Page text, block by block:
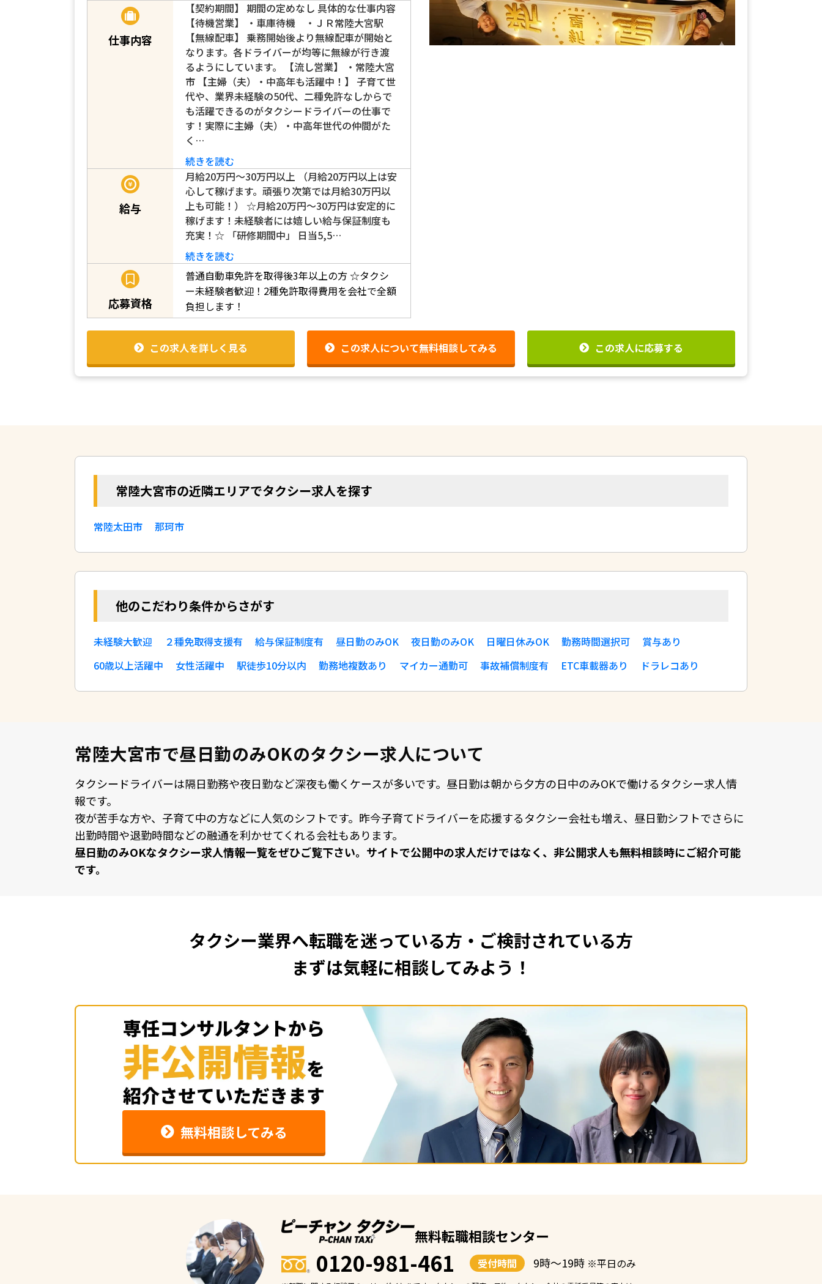
仕事内容
【契約期間】 期間の定めなし 具体的な仕事内容
【待機営業】 ・車庫待機 ・ＪＲ常陸大宮駅
【無線配車】 乗務開始後より無線配車が開始と
なります。各ドライバーが均等に無線が行き渡
るようにしています。 【流し営業】 ・常陸大宮
市 【主婦（夫）・中高年も活躍中！】 子育て世
代や、業界未経験の50代、二種免許なしからで
も活躍できるのがタクシードライバーの仕事で
す！実際に主婦（夫）・中高年世代の仲間がた
く…
続きを読む
給与
月給20万円～30万円以上 （月給20万円以上は安
心して稼げます。頑張り次第では月給30万円以
上も可能！） ☆月給20万円～30万円は安定的に
稼げます！未経験者には嬉しい給与保証制度も
充実！☆ 「研修期間中」 日当5,5…
続きを読む
応募資格
普通自動車免許を取得後3年以上の方☆タクシ
ー未経験者歓迎！2種免許取得費用を会社で全額
負担します！
この求人を詳しく見る この求人について無料相談してみる この求人に応募する
常陸大宮市の近隣エリアでタクシー求人を探す
常陸太田市 那珂市
他のこだわり条件からさがす
未経験大歓迎 ２種免取得支援有 給与保証制度有 昼日勤のみOK 夜日勤のみOK 日曜日休みOK 勤務時間選択可
賞与あり
60歳以上活躍中
女性活躍中 駅徒歩10分以内 勤務地複数あり マイカー通勤可 事故補償制度有 ETC車載器あり ドラレコあり
常陸大宮市で昼日勤のみOKのタクシー求人について
タクシードライバーは隔⽇勤務や夜⽇勤など深夜も働くケースが多いです。昼⽇勤は朝から⼣⽅の⽇中のみOKで働けるタクシー求⼈情
報です。
夜が苦⼿な⽅や、⼦育て中の⽅などに⼈気のシフトです。昨今⼦育てドライバーを応援するタクシー会社も増え、昼⽇勤シフトでさらに
出勤時間や退勤時間などの融通を利かせてくれる会社もあります。
昼⽇勤のみOKなタクシー求⼈情報⼀覧をぜひご覧下さい。サイトで公開中の求⼈だけではなく、⾮公開求⼈も無料相談時にご紹介可能
です。
タクシー業界へ転職を迷っている方・ご検討されている方
まずは気軽に相談してみよう！
無料相談してみる
無料転職相談センター
0120-981-461 受付時間 9時〜19時 ※平日のみ